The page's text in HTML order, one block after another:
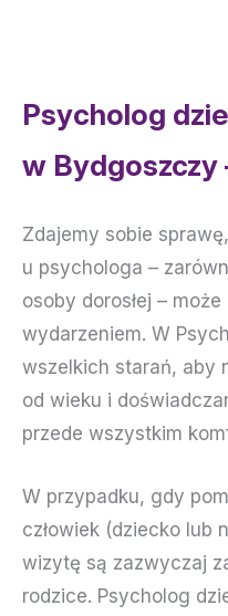
Psycholog
w Bydgoszczy
Zdajemy sobie
u psychologa –
osoby dorosłej –
wydarzeniem. W
wszelkich starań, aby
od wieku i
przede wszystkim
W przypadku, gdy
człowiek (dziecko lub
wizytę są zazwyczaj
rodzice. Psycholog